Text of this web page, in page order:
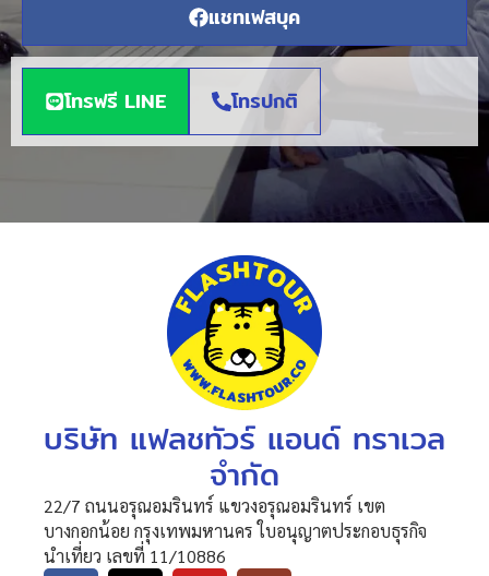
แชทเฟสบุค
โทรฟรี LINE โทรปกติ
บริษัท แฟลชทัวร์ แอนด์ ทราเวล
จำกัด
22/7 ถนนอรุณอมรินทร์ แขวงอรุณอมรินทร์ เขต
บางกอกน้อย กรุงเทพมหานคร ใบอนุญาตประกอบธุรกิจ
นำเที่ยว เลขที่ 11/10886